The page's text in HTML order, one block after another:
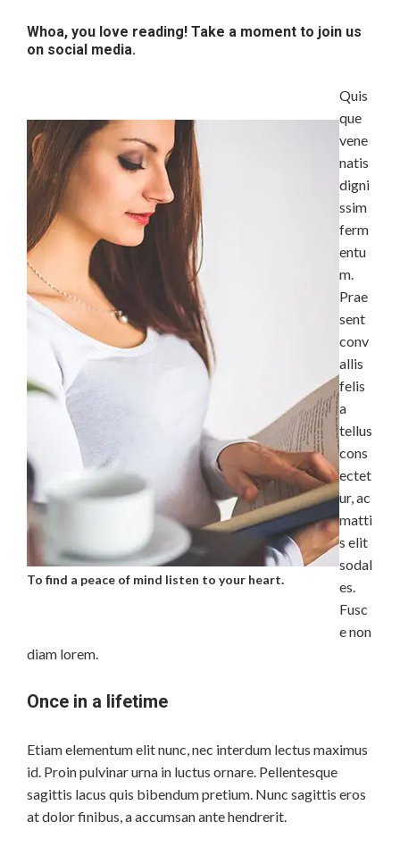
Whoa, you love reading! Take a moment to join us
on social media.
To find a peace of mind listen to your heart.
Quis
que
vene
natis
digni
ssim
ferm
entu
m.
Prae
sent
conv
allis
felis
a
tellus
cons
ectet
ur, ac
matti
s elit
sodal
es.
Fusc
e non
diam lorem.
Once in a lifetime
Etiam elementum elit nunc, nec interdum lectus maximus
id. Proin pulvinar urna in luctus ornare. Pellentesque
sagittis lacus quis bibendum pretium. Nunc sagittis eros
at dolor finibus, a accumsan ante hendrerit.